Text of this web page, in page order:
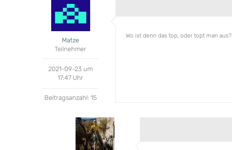
Matze
Teilnehmer
2021-09-23 um
17:47 Uhr
Beitragsanzahl: 15
Wo ist denn das top, oder topt man aus?